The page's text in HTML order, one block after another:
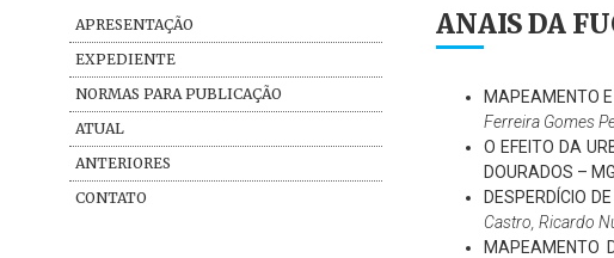
APRESENTAÇÃO
EXPEDIENTE
NORMAS PARA PUBLICAÇÃO
ATUAL
ANTERIORES
CONTATO
ANAIS DA
MAPEAMENTO
Ferreira Gomes
O EFEITO DA
DOURADOS – MG
DESPERDÍCIO
Castro, Ricardo
MAPEAMENTO